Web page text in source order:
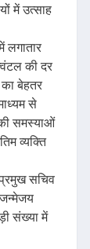
में उत्साह
लगातार
की दर
बेहतर
से
समस्याओं
व्यक्ति
सचिव
संख्या में